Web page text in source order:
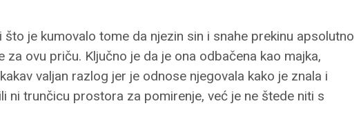
je kumovalo tome da njezin sin i snahe prekinu apsolutno
za ovu priču. Ključno je da je ona odbačena kao majka,
valjan razlog jer je odnose njegovala kako je znala i
ni trunčicu prostora za pomirenje, već je ne štede niti s